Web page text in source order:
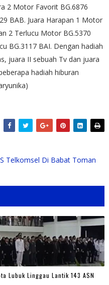
2 Motor Favorit BG.6876
BAB. Juara Harapan 1 Motor
2 Terlucu Motor BG.5370
BG.3117 BAI. Dengan hadiah
juara II sebuah Tv dan juara
hadiah hiburan
Telkomsel Di Babat Toman
Lubuk Linggau Lantik 143 ASN